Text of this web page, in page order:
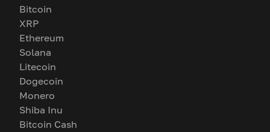
Bitcoin
XRP
Ethereum
Solana
Litecoin
Dogecoin
Monero
Shiba Inu
Bitcoin Cash